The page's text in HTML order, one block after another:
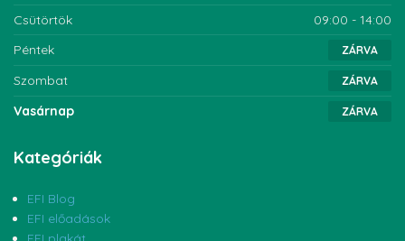
Csütörtök
09:00 - 14:00
Péntek
ZÁRVA
Szombat ZÁRVA
Vasárnap ZÁRVA
Kategóriák
EFI Blog
EFI előadások